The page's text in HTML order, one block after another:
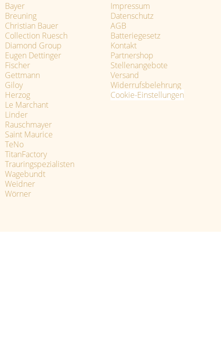
Bayer
Breuning
Christian Bauer
Collection Ruesch
Diamond Group
Eugen Dettinger
Fischer
Gettmann
Giloy
Herzog
Le Marchant
Linder
Rauschmayer
Saint Maurice
TeNo
TitanFactory
Trauringspezialisten
Wagebundt
Weidner
Wörner
Impressum
Datenschutz
AGB
Batteriegesetz
Kontakt
Partnershop
Stellenangebote
Versand
Widerrufsbelehrung
Cookie-Einstellungen